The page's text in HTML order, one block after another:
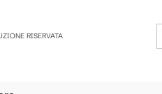
RISERVATA